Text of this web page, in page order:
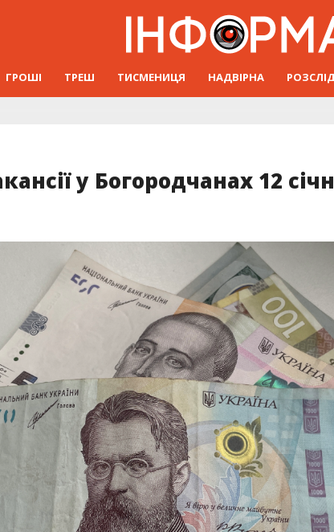
ГРОШІ ТРЕШ ТИСМЕНИЦЯ НАДВІРНА
у Богородчанах 12